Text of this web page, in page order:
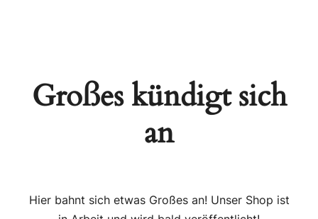
Großes kündigt sich
an
Hier bahnt sich etwas Großes an! Unser Shop ist